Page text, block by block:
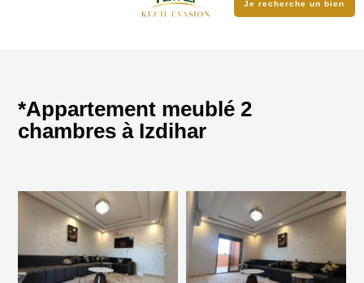
Je recherche un bien
*Appartement meublé 2
chambres à Izdihar